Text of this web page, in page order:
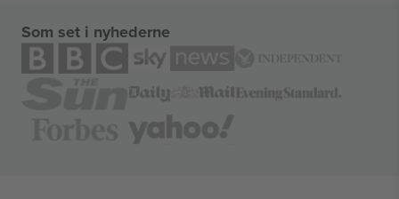
Som set i nyhederne